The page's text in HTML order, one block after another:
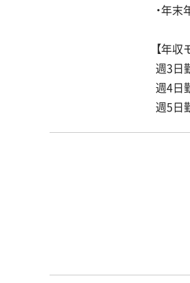
・年
【年収
週3日
週4日
週5日